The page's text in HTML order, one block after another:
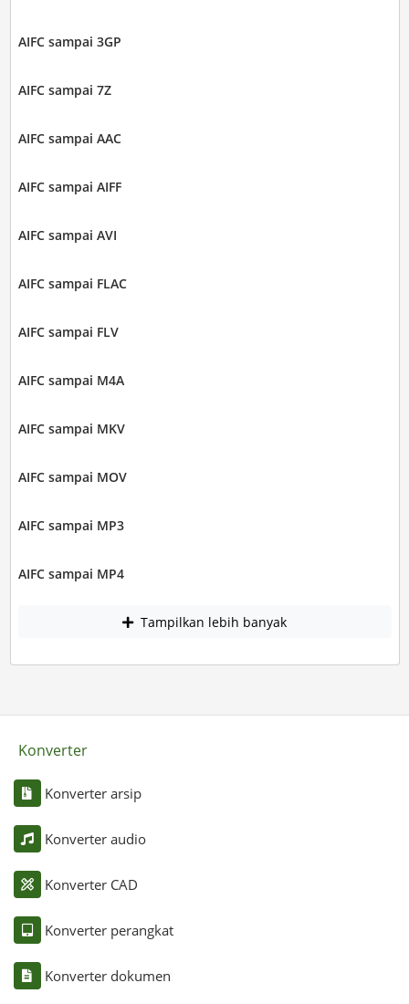
AIFC sampai 3GP
AIFC sampai 7Z
AIFC sampai AAC
AIFC sampai AIFF
AIFC sampai AVI
AIFC sampai FLAC
AIFC sampai FLV
AIFC sampai M4A
AIFC sampai MKV
AIFC sampai MOV
AIFC sampai MP3
AIFC sampai MP4
Tampilkan lebih banyak
Konverter
Konverter arsip
Konverter audio
Konverter CAD
Konverter perangkat
Konverter dokumen